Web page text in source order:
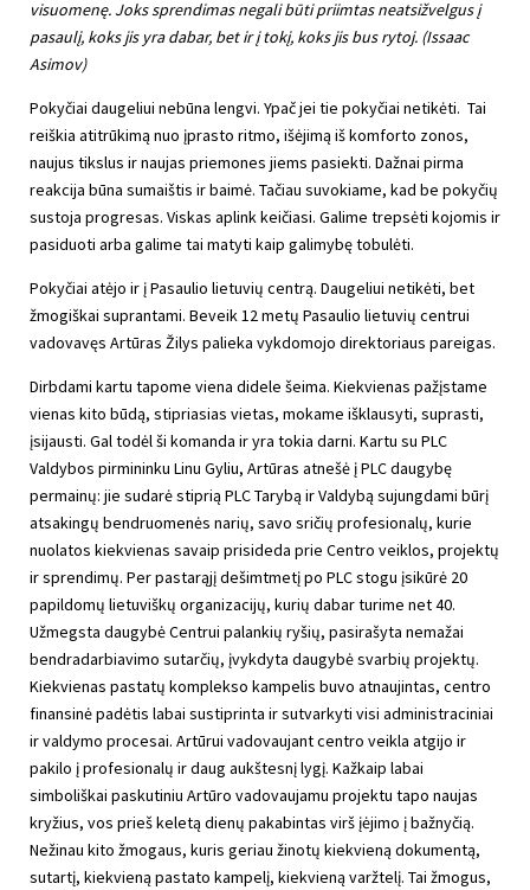
visuomenę. Joks sprendimas negali būti priimtas neatsižvelgus į
pasaulį, koks jis yra dabar, bet ir į tokį, koks jis bus rytoj. (Issaac
Asimov)
Pokyčiai daugeliui nebūna lengvi. Ypač jei tie pokyčiai netikėti. Tai
reiškia atitrūkimą nuo įprasto ritmo, išėjimą iš komforto zonos,
naujus tikslus ir naujas priemones jiems pasiekti. Dažnai pirma
reakcija būna sumaištis ir baimė. Tačiau suvokiame, kad be pokyčių
sustoja progresas. Viskas aplink keičiasi. Galime trepsėti kojomis ir
pasiduoti arba galime tai matyti kaip galimybę tobulėti.
Pokyčiai atėjo ir į Pasaulio lietuvių centrą. Daugeliui netikėti, bet
žmogiškai suprantami. Beveik 12 metų Pasaulio lietuvių centrui
vadovavęs Artūras Žilys palieka vykdomojo direktoriaus pareigas.
Dirbdami kartu tapome viena didele šeima. Kiekvienas pažįstame
vienas kito būdą, stipriasias vietas, mokame išklausyti, suprasti,
įsijausti. Gal todėl ši komanda ir yra tokia darni. Kartu su PLC
Valdybos pirmininku Linu Gyliu, Artūras atnešė į PLC daugybę
permainų: jie sudarė stiprią PLC Tarybą ir Valdybą sujungdami būrį
atsakingų bendruomenės narių, savo sričių profesionalų, kurie
nuolatos kiekvienas savaip prisideda prie Centro veiklos, projektų
ir sprendimų. Per pastarąjį dešimtmetį po PLC stogu įsikūrė 20
papildomų lietuviškų organizacijų, kurių dabar turime net 40.
Užmegsta daugybė Centrui palankių ryšių, pasirašyta nemažai
bendradarbiavimo sutarčių, įvykdyta daugybė svarbių projektų.
Kiekvienas pastatų komplekso kampelis buvo atnaujintas, centro
finansinė padėtis labai sustiprinta ir sutvarkyti visi administraciniai
ir valdymo procesai. Artūrui vadovaujant centro veikla atgijo ir
pakilo į profesionalų ir daug aukštesnį lygį. Kažkaip labai
simboliškai paskutiniu Artūro vadovaujamu projektu tapo naujas
kryžius, vos prieš keletą dienų pakabintas virš įėjimo į bažnyčią.
Nežinau kito žmogaus, kuris geriau žinotų kiekvieną dokumentą,
sutartį, kiekvieną pastato kampelį, kiekvieną varžtelį. Tai žmogus,